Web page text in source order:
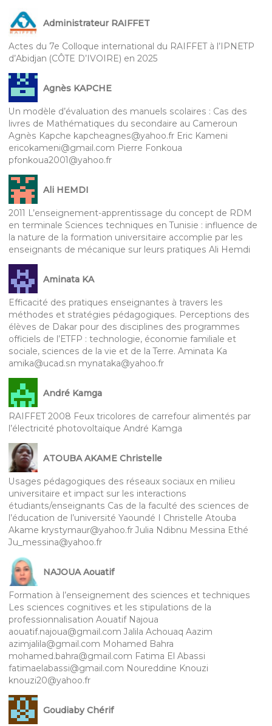
Administrateur RAIFFET
Actes du 7e Colloque international du RAIFFET à l’IPNETP
d’Abidjan (CÔTE D’IVOIRE) en 2025
Agnès KAPCHE
Un modèle d’évaluation des manuels scolaires : Cas des
livres de Mathématiques du secondaire au Cameroun
Agnès Kapche kapcheagnes@yahoo.fr Eric Kameni
ericokameni@gmail.com Pierre Fonkoua
pfonkoua2001@yahoo.fr
Ali HEMDI
2011 L’enseignement-apprentissage du concept de RDM
en terminale Sciences techniques en Tunisie : influence de
la nature de la formation universitaire accomplie par les
enseignants de mécanique sur leurs pratiques Ali Hemdi
Aminata KA
Efficacité des pratiques enseignantes à travers les
méthodes et stratégies pédagogiques. Perceptions des
élèves de Dakar pour des disciplines des programmes
officiels de l’ETFP : technologie, économie familiale et
sociale, sciences de la vie et de la Terre. Aminata Ka
amika@ucad.sn mynataka@yahoo.fr
André Kamga
RAIFFET 2008 Feux tricolores de carrefour alimentés par
l’électricité photovoltaïque André Kamga
ATOUBA AKAME Christelle
Usages pédagogiques des réseaux sociaux en milieu
universitaire et impact sur les interactions
étudiants/enseignants Cas de la faculté des sciences de
l’éducation de l’université Yaoundé I Christelle Atouba
Akame krystymaur@yahoo.fr Julia Ndibnu Messina Ethé
Ju_messina@yahoo.fr
NAJOUA Aouatif
Formation à l’enseignement des sciences et techniques
Les sciences cognitives et les stipulations de la
professionnalisation Aouatif Najoua
aouatif.najoua@gmail.com Jalila Achouaq Aazim
azimjalila@gmail.com Mohamed Bahra
mohamed.bahra@gmail.com Fatima El Abassi
fatimaelabassi@gmail.com Noureddine Knouzi
knouzi20@yahoo.fr
Goudiaby Chérif